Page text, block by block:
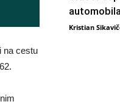
na cestu
Kristian